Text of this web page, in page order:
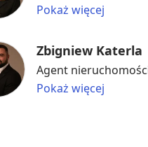
Pokaż więcej
Zbigniew Katerla
Agent
Pokaż więcej